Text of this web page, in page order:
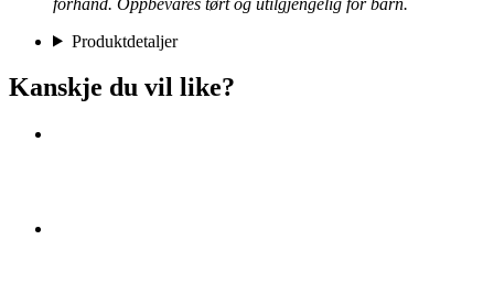
Produktdetaljer
Kanskje du vil like?